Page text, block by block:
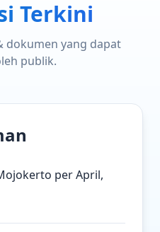
kepedulian
pembentukan
“Matamuda
karena hal ini
pada acara
Senin (13/07). (dik)
Terkini
dokumen yang dapat
publik.
per April,